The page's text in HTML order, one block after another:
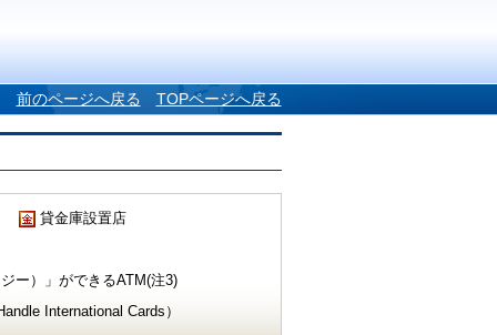
前のページへ戻る TOPページへ戻る
貸金庫設置店
ー）」ができるATM(注3)
International Cards）